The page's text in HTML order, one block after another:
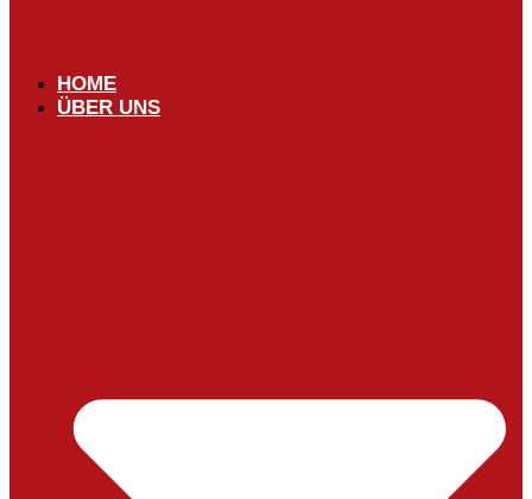
HOME
ÜBER UNS